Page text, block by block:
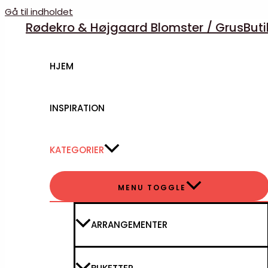
Gå til indholdet
Rødekro & Højgaard Blomster /
HJEM
INSPIRATION
KATEGORIER
MENU TOGGLE
ARRANGEMENTER